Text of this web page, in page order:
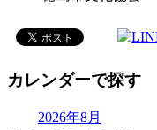
カレンダーで探す
2026年8月